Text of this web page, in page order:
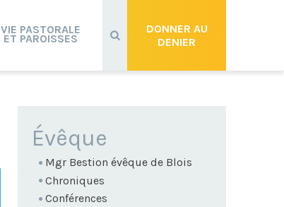
DONNER AU
DENIER
VIE PASTORALE
ET PAROISSES
NAVIGATION
Évêque
Mgr Bestion évêque de Blois
Chroniques
Conférences